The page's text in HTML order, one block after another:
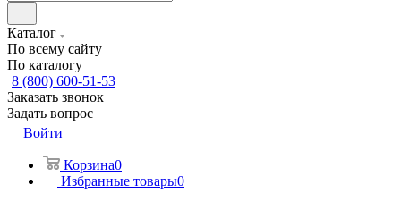
Каталог
По всему сайту
По каталогу
8 (800) 600-51-53
Заказать звонок
Задать вопрос
Войти
Корзина0
Избранные товары0